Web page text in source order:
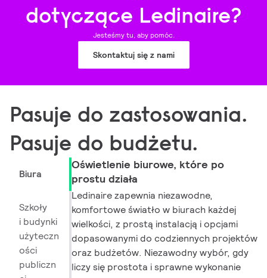
dotyczące Ledinaire?
Jesteśmy tu, aby pomóc.
Skontaktuj się z nami
Pasuje do zastosowania.
Pasuje do budżetu.
Biura
Szkoły
i budynki
użyteczn
ości
publiczn
Oświetlenie biurowe, które po
prostu działa
Ledinaire zapewnia niezawodne,
komfortowe światło w biurach każdej
wielkości, z prostą instalacją i opcjami
dopasowanymi do codziennych projektów
oraz budżetów. Niezawodny wybór, gdy
liczy się prostota i sprawne wykonanie